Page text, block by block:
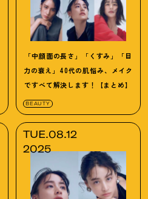
「中顔面の長さ」「くすみ」「目
力の衰え」40代の肌悩み、メイク
ですべて解決します ！ 【まとめ】
BEAUTY
TUE.08.12
2025